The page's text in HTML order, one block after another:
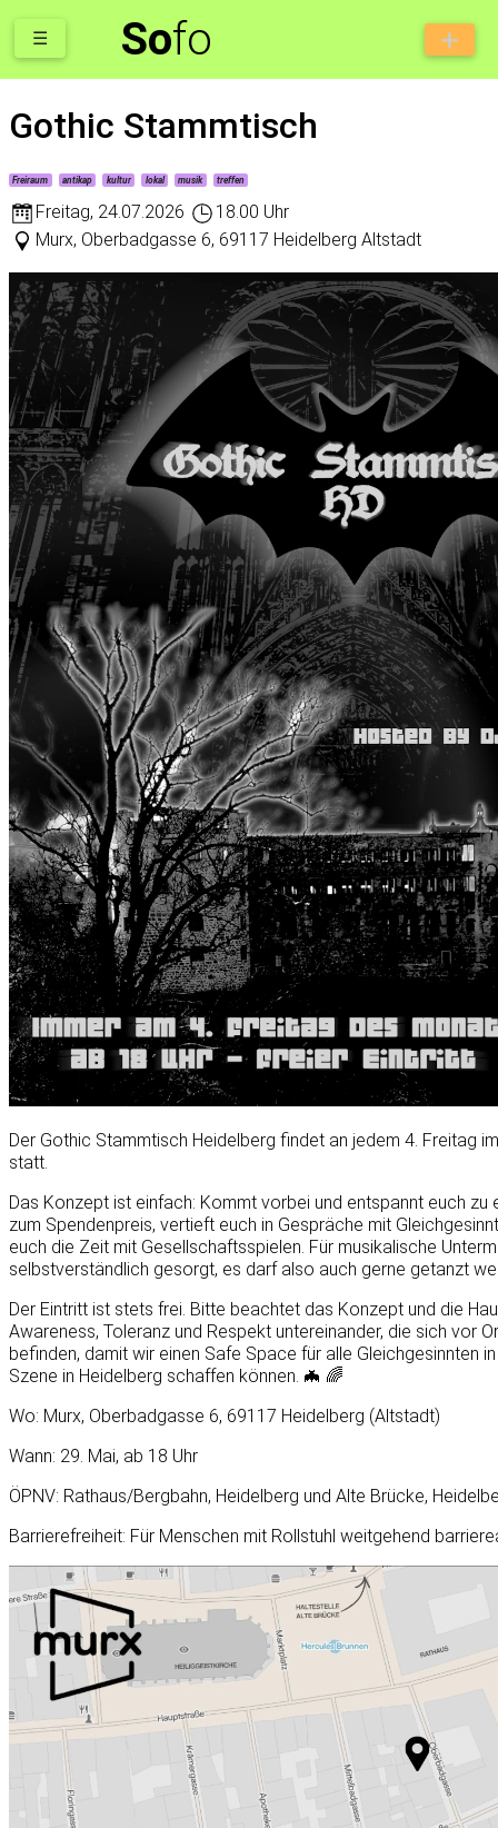
Sofo
☰
Gothic Stammtisch
Freiraum antikap kultur lokal musik treffen
Freitag, 24.07.2026
18.00 Uhr
Murx, Oberbadgasse 6, 69117 Heidelberg Altstadt
Der Gothic Stammtisch Heidelberg findet an jedem 4. Freitag
statt.
Das Konzept ist einfach: Kommt vorbei und entspannt euch zu
zum Spendenpreis, vertieft euch in Gespräche mit
euch die Zeit mit Gesellschaftsspielen. Für musikalische
selbstverständlich gesorgt, es darf also auch gerne getanzt
Der Eintritt ist stets frei. Bitte beachtet das Konzept und die
Awareness, Toleranz und Respekt untereinander, die sich vor
befinden, damit wir einen Safe Space für alle Gleichgesinnten
Szene in Heidelberg schaffen können. 🦇 🌈
Wo: Murx, Oberbadgasse 6, 69117 Heidelberg (Altstadt)
Wann: 29. Mai, ab 18 Uhr
ÖPNV: Rathaus/Bergbahn, Heidelberg und Alte Brücke,
Barrierefreiheit: Für Menschen mit Rollstuhl weitgehend